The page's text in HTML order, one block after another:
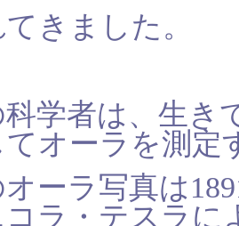
きました。
学者は、生き
てオーラを測定
ーラ写真は
コラ・テスラに